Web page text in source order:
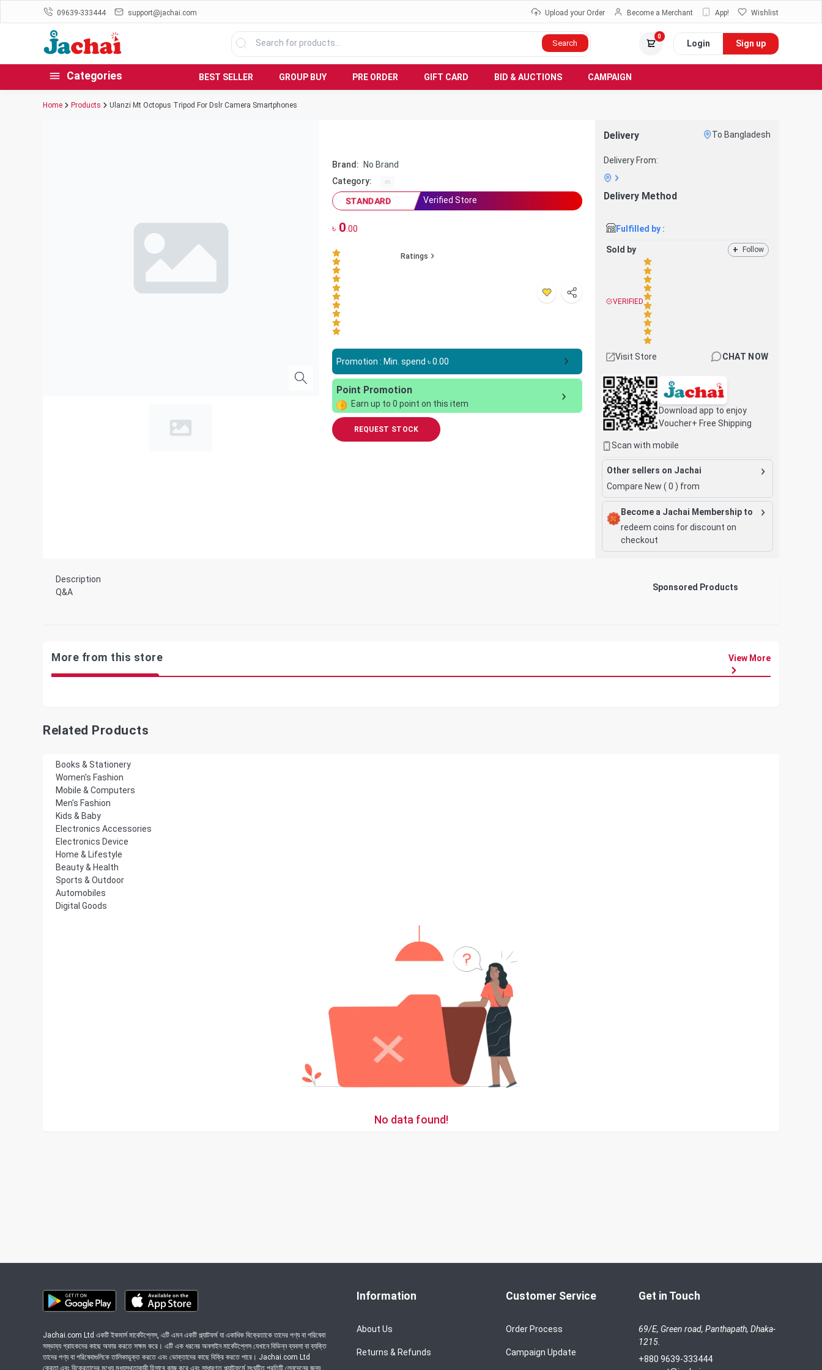
09639-333444 support@jachai.com Upload your Order Become a Merchant App! Wishlist
Search
0
Login Sign up
Categories BEST SELLER GROUP BUY PRE ORDER GIFT CARD BID & AUCTIONS CAMPAIGN
Home Products Ulanzi Mt Octopus Tripod For Dslr Camera Smartphones
Brand:
No Brand
Category:
STANDARD
Verified Store
৳0 .00
Ratings
Promotion : Min. spend ৳0.00
Point Promotion
Earn up to 0 point on this item
REQUEST STOCK
Delivery To Bangladesh
Delivery From:
Delivery Method
Fulfilled by :
Sold by + Follow
VERIFIED
Visit Store CHAT NOW
Download app to enjoy
Voucher+ Free Shipping
Scan with mobile
Other sellers on Jachai
Compare New (0 ) from
Become a Jachai Membership to
redeem coins for discount on
checkout
Description
Q&A
Sponsored Products
More from this store View More
Related Products
Books & Stationery
Women's Fashion
Mobile & Computers
Men's Fashion
Kids & Baby
Electronics Accessories
Electronics Device
Home & Lifestyle
Beauty & Health
Sports & Outdoor
Automobiles
Digital Goods
No data found!
Jachai.com Ltd একটি ইকমার্স মার্কেটপ্লেস, এটি এমন একটি প্ল্যাটফর্ম যা একাধিক বিক্রেতাকে তাদের পণ্য বা পরিষেবা
সম্ভাব্য গ্রাহকদের কাছে অফার করতে সক্ষম করে। এটি এক ধরনের অনলাইন মার্কেটপ্লেস যেখানে বিভিন্ন ব্যবসা বা ব্যক্তি
তাদের পণ্য বা পরিষেবাগুলিকে তালিকাভুক্ত করতে এবং ভোক্তাদের কাছে বিক্রি করতে পারে। Jachai.com Ltd
ক্রেতা এবং বিক্রেতাদের মধ্যে মধ্যস্থতাকারী হিসাবে কাজ করে এবং সাধারণত প্ল্যাটফর্মে সংঘটিত প্রতিটি লেনদেনের জন্য
Information
About Us
Returns & Refunds
Customer Service
Order Process
Campaign Update
Get in Touch
69/E, Green road, Panthapath, Dhaka-
1215.
+880 9639-333444